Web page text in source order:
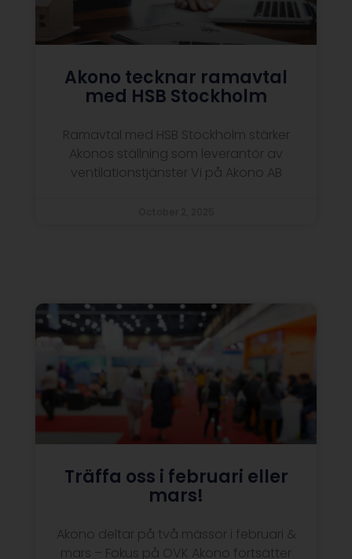
Akono tecknar ramavtal
med HSB Stockholm
Ramavtal med HSB Stockholm stärker
Akonos ställning som leverantör av
ventilationstjänster Vi på Akono AB
Träffa oss i februari eller
mars!
Akono deltar på två mässor i februari &
mars – Fokus på OVK Akono fortsätter